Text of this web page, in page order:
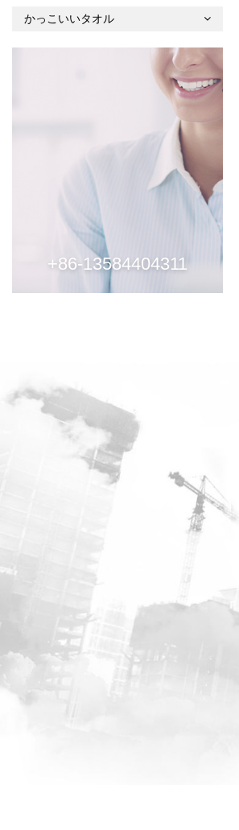
かっこいいタオル
+86-13584404311